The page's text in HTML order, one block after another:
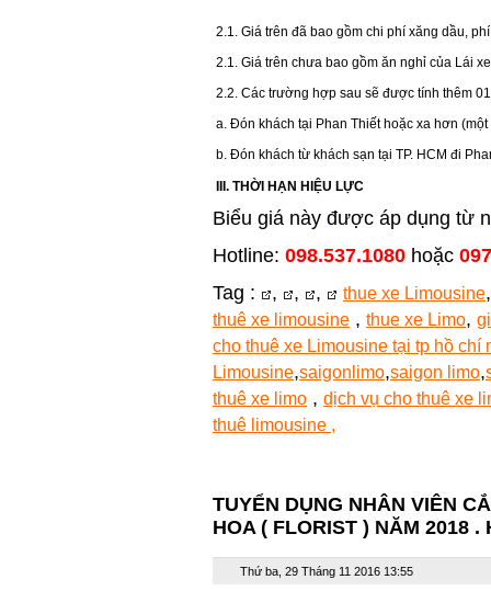
2.1. Giá trên đã bao gồm chi phí xăng dầu,
2.1. Giá trên chưa bao gồm ăn nghỉ của Lái
2.2. Các trường hợp sau sẽ được tính thêm
a. Đón khách tại Phan Thiết hoặc xa hơn
b. Đón khách từ khách sạn tại TP. HCM đi
III. THỜI HẠN HIỆU LỰC
Biểu giá này được áp dụng từ
Hotline: 098.537.1080 hoặc
Tag :
, , , thue xe Limousine
thuê xe limousine , thue xe Limo,
cho thuê xe Limousine tại tp hồ chí
Limousine,saigonlimo,saigon limo,
thuê xe limo , dịch vụ cho thuê xe
thuê limousine ,
TUYỂN DỤNG NHÂN VIÊN
HOA ( FLORIST ) NĂM 2018 .
Thứ ba, 29 Tháng 11 2016 13:55